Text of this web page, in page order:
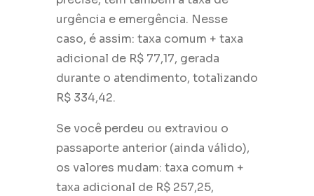
urgência e emergência. Nesse
caso, é assim: taxa comum + taxa
adicional de R$ 77,17, gerada
durante o atendimento, totalizando
R$ 334,42.
Se você perdeu ou extraviou o
passaporte anterior (ainda válido),
os valores mudam: taxa comum +
taxa adicional de R$ 257,25,